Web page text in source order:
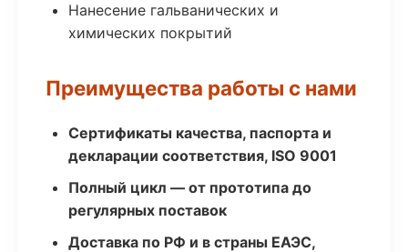
Нанесение гальванических и
химических покрытий
Преимущества работы с нами
Сертификаты качества, паспорта и
декларации соответствия, ISO 9001
Полный цикл — от прототипа до
регулярных поставок
Доставка по РФ и в страны ЕАЭС,